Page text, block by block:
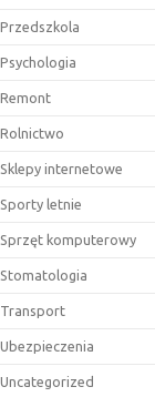
Przedszkola
Psychologia
Remont
Rolnictwo
Sklepy internetowe
Sporty letnie
Sprzęt komputerowy
Stomatologia
Transport
Ubezpieczenia
Uncategorized